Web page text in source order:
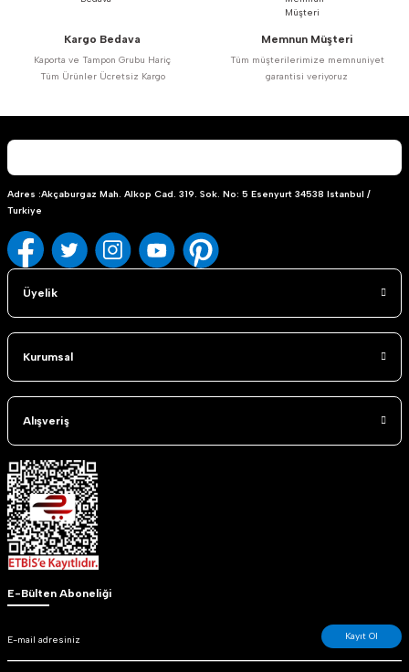
Kargo Bedava
Kaporta ve Tampon Grubu Hariç
Tüm Ürünler Ücretsiz Kargo
Memnun Müşteri
Tüm müşterilerimize memnuniyet
garantisi veriyoruz
Adres :Akçaburgaz Mah. Alkop Cad. 319. Sok. No: 5 Esenyurt 34538 Istanbul /
Turkiye
Üyelik
Kurumsal
Alışveriş
E-Bülten Aboneliği
Kayıt Ol